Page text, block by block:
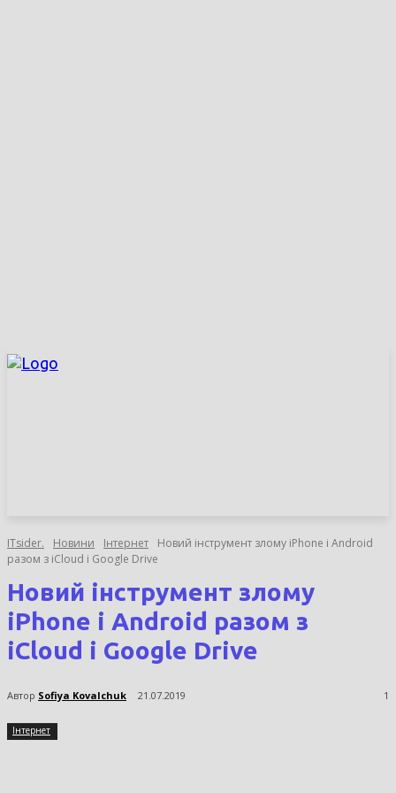
ITsider. Новини Інтернет
Новий інструмент злому iPhone і Android
разом з iCloud і Google Drive
Новий інструмент злому
iPhone і Android разом з
iCloud і Google Drive
Автор Sofiya Kovalchuk 21.07.2019 1
Інтернет